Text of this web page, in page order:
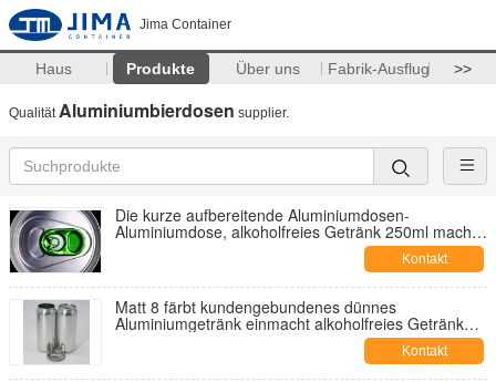
Jima Container
Haus Produkte Über uns Fabrik-Ausflug >>
QualitätAluminiumbierdosen supplier.
Die kurze aufbereitende Aluminiumdosen-
Aluminiumdose, alkoholfreies Getränk 250ml macht
Kontakt
Matt 8 färbt kundengebundenes dünnes
Aluminiumgetränk einmacht alkoholfreies Getränk
Kontakt